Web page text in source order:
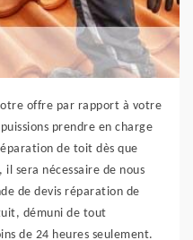
offre par rapport à votre
prendre en charge
de toit dès que
sera nécessaire de nous
de devis réparation de
démuni de tout
de 24 heures seulement.